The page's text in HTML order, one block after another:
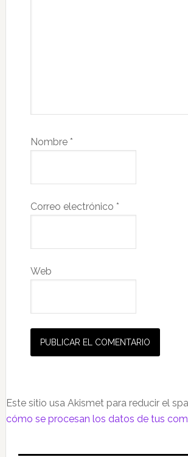
Nombre *
Correo electrónico *
Web
Este sitio usa Akismet para reducir el
cómo se procesan los datos de tus
Barra